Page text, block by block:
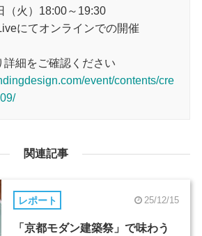
（火）18:00～19:30
にてオンラインでの開催
細をご確認ください
event/contents/cre
関連記事
レポート 25/12/15
「京都モダン建築祭」で味わう